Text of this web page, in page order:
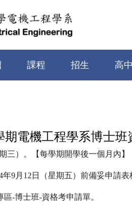
課程 招生 高
期電機工程學系博士班
三）。【每學期開學後一個月內】
年9月12日（星期五）前備妥申請表
-博士班-資格考申請單。